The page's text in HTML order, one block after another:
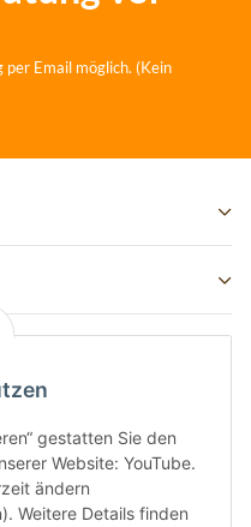
gestatten Sie den
Website: YouTube.
ändern
Weitere Details finden
Email möglich. (Kein